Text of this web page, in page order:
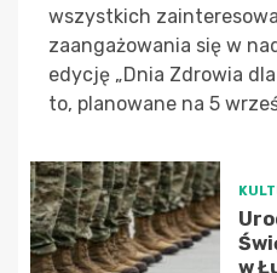
wszystkich
zaangażowania się w
edycję „Dnia Zdrowia
to, planowane na 5
w